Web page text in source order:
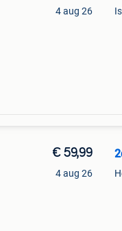
4 aug 26
€ 59,99
4 aug 26